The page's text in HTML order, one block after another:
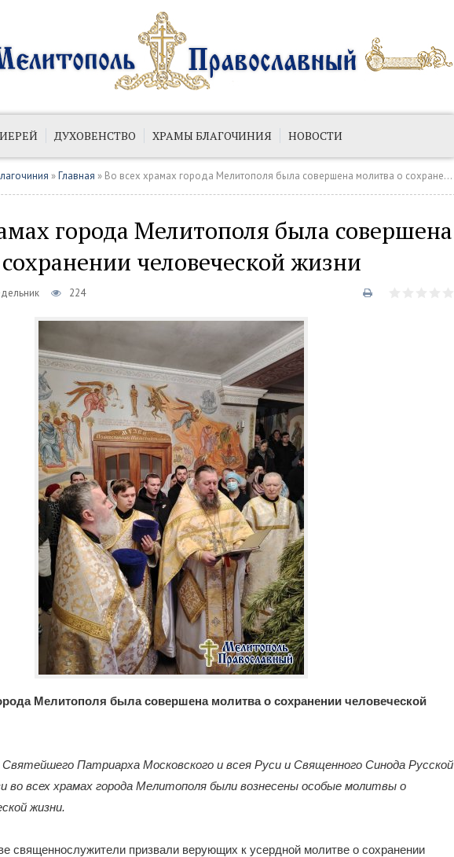
ДУХОВЕНСТВО ХРАМЫ БЛАГОЧИНИЯ НОВОСТИ
ПУБЛИКАЦИИ
»Главная » Во всех храмах города Мелитополя была совершена молитва о сохранении человеческой жизни
города Мелитополя была совершена
человеческой жизни
224
Мелитополя была совершена молитва о сохранении человеческой
Патриарха Московского и всея Руси и Священного Синода Русской
во всех храмах города Мелитополя были вознесены особые молитвы о
жизни.
священнослужители призвали верующих к усердной молитве о сохранении